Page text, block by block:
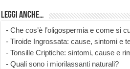
Leggi anche…
-Che cos’è l’oligospermia e come si
-Tiroide Ingrossata: cause, sintomi e
-Tonsille Criptiche: sintomi, cause e
-Quali sono i miorilassanti naturali?